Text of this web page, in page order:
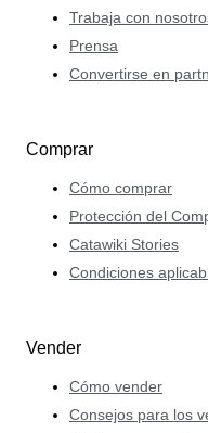
Trabaja con
Prensa
Convertirse en
Comprar
Cómo comprar
Protección del
Catawiki Stories
Condiciones
Vender
Cómo vender
Consejos para los